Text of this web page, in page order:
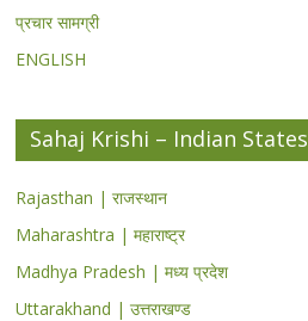
प्रचार सामग्री
ENGLISH
Sahaj Krishi – Indian States
Rajasthan | राजस्थान
Maharashtra | महाराष्ट्र
Madhya Pradesh | मध्य प्रदेश
Uttarakhand | उत्तराखण्ड